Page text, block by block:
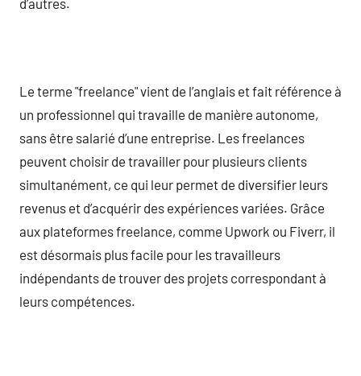
Le terme "freelance" vient de l’anglais et fait référence à
un professionnel qui travaille de manière autonome,
sans être salarié d’une entreprise. Les freelances
peuvent choisir de travailler pour plusieurs clients
simultanément, ce qui leur permet de diversifier leurs
revenus et d’acquérir des expériences variées. Grâce
aux plateformes freelance, comme Upwork ou Fiverr, il
est désormais plus facile pour les travailleurs
indépendants de trouver des projets correspondant à
leurs compétences.